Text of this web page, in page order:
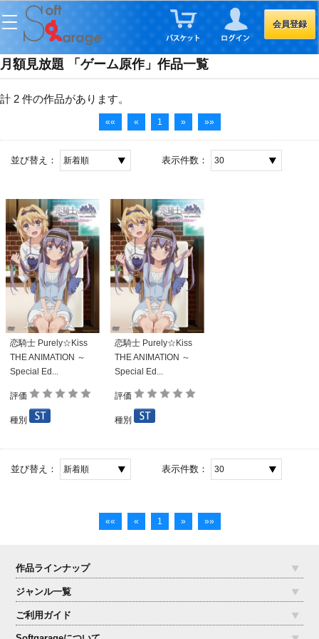
会員登録
月額見放題 「ゲーム原作」作品一覧
計 2 件の作品があります。
«« « 1 » »»
並び替え： 表示件数：
恋騎士 Purely☆Kiss
THE ANIMATION ～
Special Ed...
評価
種別
恋騎士 Purely☆Kiss
THE ANIMATION ～
Special Ed...
評価
種別
並び替え： 表示件数：
«« « 1 » »»
作品ラインナップ
ジャンル一覧
ご利用ガイド